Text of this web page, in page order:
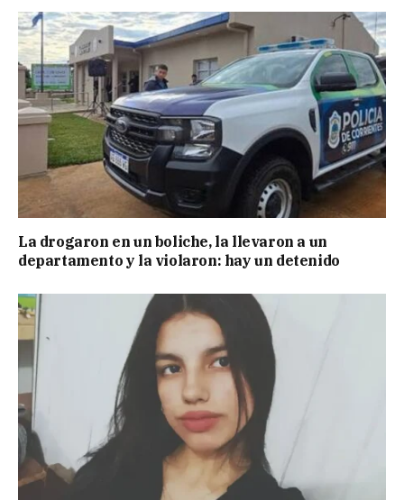
La drogaron en un boliche, la llevaron a un
departamento y la violaron: hay un detenido